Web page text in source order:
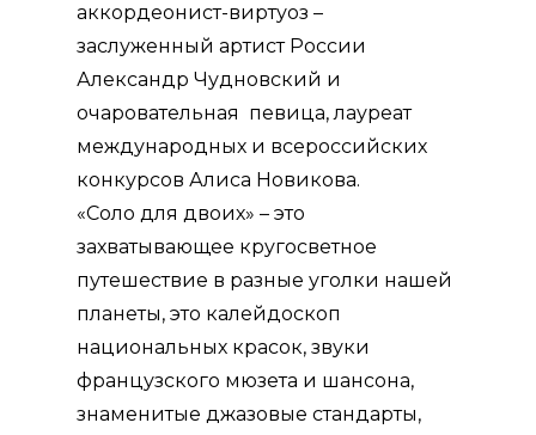
аккордеонист-виртуоз –
заслуженный артист России
Александр Чудновский и
очаровательная певица, лауреат
международных и всероссийских
конкурсов Алиса Новикова.
«Соло для двоих» – это
захватывающее кругосветное
путешествие в разные уголки нашей
планеты, это калейдоскоп
национальных красок, звуки
французского мюзета и шансона,
знаменитые джазовые стандарты,